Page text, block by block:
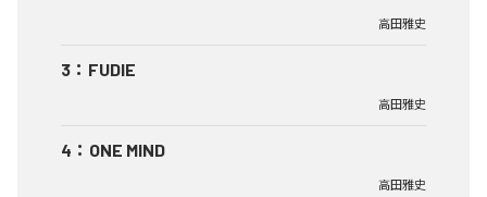
高田雅史
3 ： FUDIE
高田雅史
4 ： ONE MIND
高田雅史